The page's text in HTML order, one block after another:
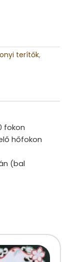
terítők,
fokon
hőfokon
(bal